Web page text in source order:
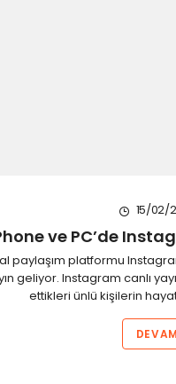
15/02/
ve PC’de
paylaşım platformu
geliyor. Instagram canlı
ettikleri ünlü kişilerin